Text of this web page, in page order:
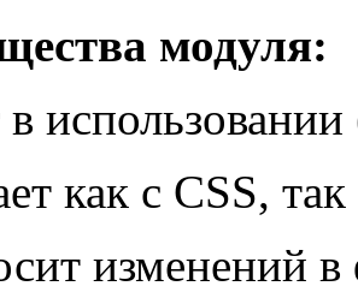
модуля:
использовании
как с CSS,
изменений